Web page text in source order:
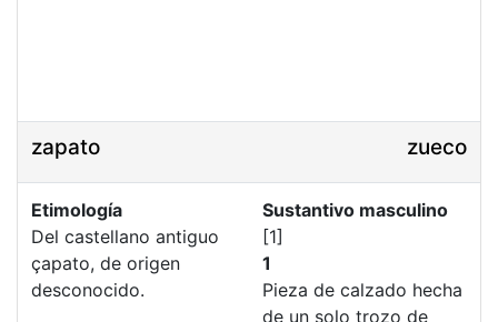
zapato zueco
Etimología
Del castellano antiguo
çapato, de origen
desconocido.
Sustantivo masculino
[1]
1
Pieza de calzado hecha
de un solo trozo de